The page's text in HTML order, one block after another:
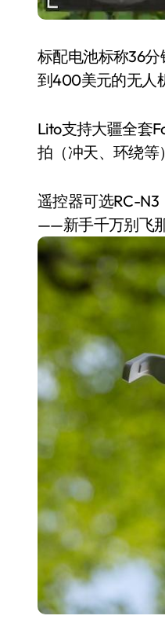
标配电池标称36
到400美元的无人
Lito支持大疆全套
拍（冲天、环绕等
遥控器可选RC-N3
——新手千万别飞